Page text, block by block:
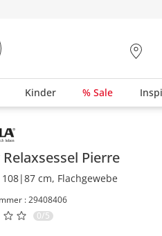
Kinder % Sale
Seitenleiste überspringen - Zum
Relaxsessel Pierre
cm, Flachgewebe
: 29408406
0/5